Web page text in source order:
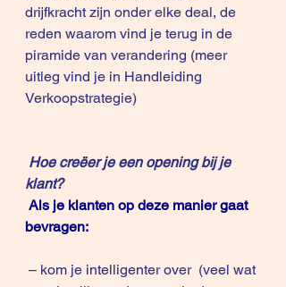
drijfkracht zijn onder elke deal, de
reden waarom vind je terug in de
piramide van verandering (meer
uitleg vind je in Handleiding
Verkoopstrategie)
Hoe creëer je een opening bij je
klant?
Als je klanten op deze manier gaat
bevragen: